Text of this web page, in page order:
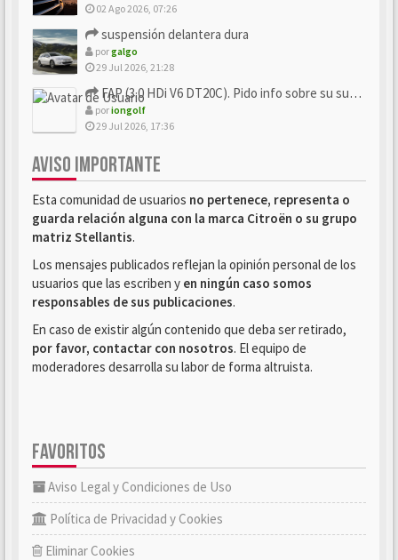
02 Ago 2026, 07:26
suspensión delantera dura
porgalgo
29 Jul 2026, 21:28
FAP (3.0 HDi V6 DT20C). Pido info sobre su sustitución
poriongolf
29 Jul 2026, 17:36
AVISO IMPORTANTE
Esta comunidad de usuarios no pertenece, representa o
guarda relación alguna con la marca Citroën o su grupo
matriz Stellantis.
Los mensajes publicados reflejan la opinión personal de los
usuarios que las escriben y en ningún caso somos
responsables de sus publicaciones.
En caso de existir algún contenido que deba ser retirado,
por favor, contactar con nosotros. El equipo de
moderadores desarrolla su labor de forma altruista.
FAVORITOS
Aviso Legal y Condiciones de Uso
Política de Privacidad y Cookies
Eliminar Cookies